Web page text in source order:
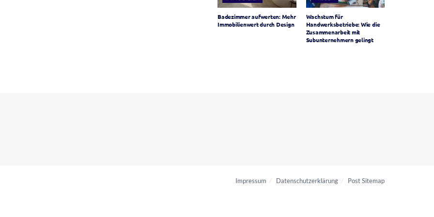
Badezimmer aufwerten: Mehr
Immobilienwert durch Design
Wachstum für
Handwerksbetriebe: Wie die
Zusammenarbeit mit
Subunternehmern gelingt
Impressum Datenschutzerklärung Post Sitemap